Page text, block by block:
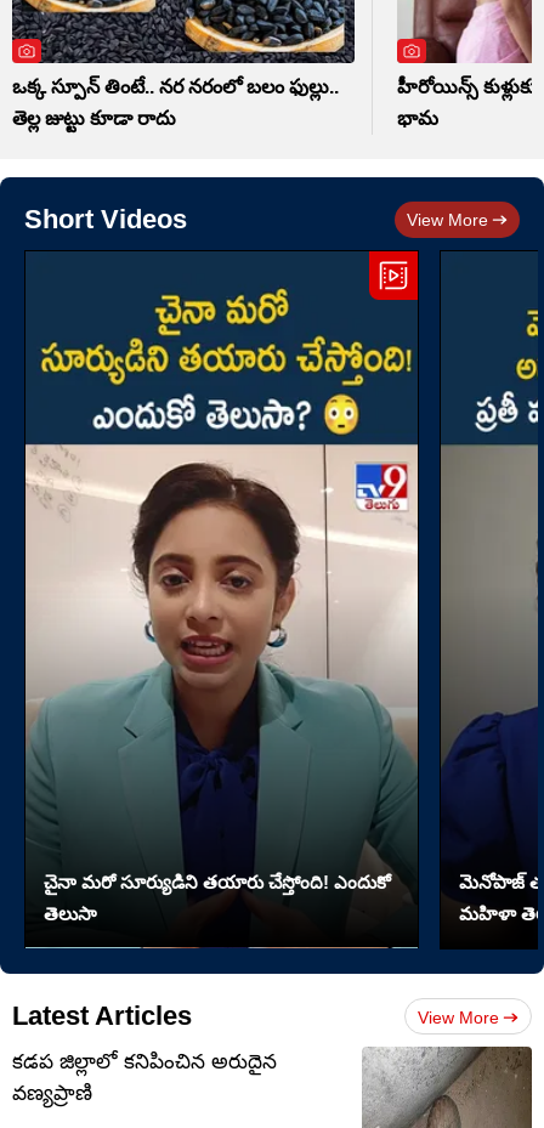
ఒక్క స్పూన్ తింటే.. నర నరంలో బలం ఫుల్లు..
తెల్ల జుట్టు కూడా రాదు
హీరోయిన్స్
భామ
Short Videos View More
చైనా మరో సూర్యుడిని తయారు చేస్తోంది! ఎందుకో
తెలుసా
మెనోపాజ్
మహిళా
Latest Articles View More
కడప జిల్లాలో కనిపించిన అరుదైన
వణ్యప్రాణి